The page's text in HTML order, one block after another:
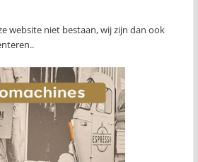
website niet bestaan, wij zijn dan ook